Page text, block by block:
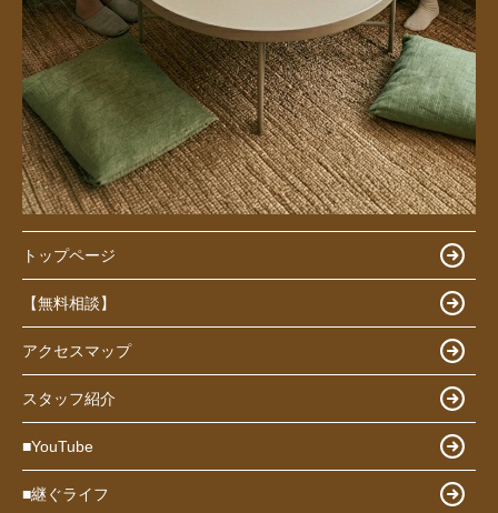
トップページ
【無料相談】
アクセスマップ
スタッフ紹介
■YouTube
■継ぐライフ